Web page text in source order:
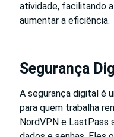
atividade, facilitando
aumentar a eficiência.
Segurança
A segurança digital é
para quem trabalha
NordVPN e LastPass